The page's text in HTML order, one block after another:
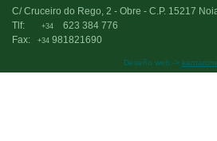
C/ Cruceiro do Rego, 2 - Obre - C.P. 15217
Tlf:
+34
623 384 776
Fax:
+34 981821690
Deseño web:->